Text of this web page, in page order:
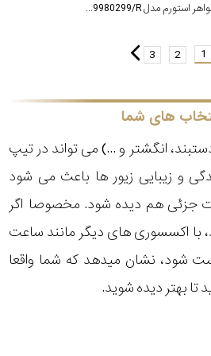
زیور آلات و جواهر استورم مدل ST9980299/R
1
2
3
های شما
انگشتر و ...) می تواند در تیپ
و زیبایی زیور ها باعث می شود
جزئی هم دیده شود. مخصوصا اگر
با اکسسوری های دیگر مانند ساعت
نشان میدهد که شما واقعا
تا بهتر دیده شوید.